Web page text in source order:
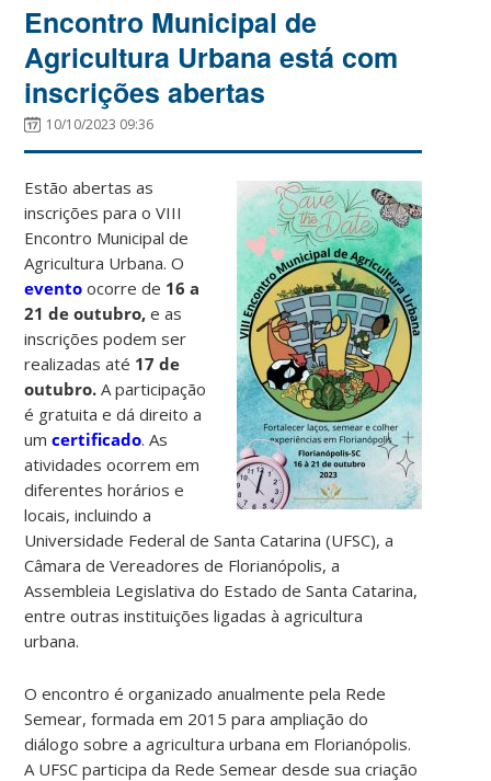
Encontro Municipal de
Agricultura Urbana está com
inscrições abertas
10/10/2023 09:36
Estão abertas as
inscrições para o VIII
Encontro Municipal de
Agricultura Urbana. O
evento ocorre de 16 a
21 de outubro,e as
inscrições podem ser
realizadas até 17 de
outubro. A participação
é gratuita e dá direito a
umcertificado. As
atividades ocorrem em
diferentes horários e
locais, incluindo a
Universidade Federal de Santa Catarina (UFSC), a
Câmara de Vereadores de Florianópolis, a
Assembleia Legislativa do Estado de Santa Catarina,
entre outras instituições ligadas à agricultura
urbana.
O encontro é organizado anualmente pela Rede
Semear, formada em 2015 para ampliação do
diálogo sobre a agricultura urbana em Florianópolis.
A UFSC participa da Rede Semear desde sua criação